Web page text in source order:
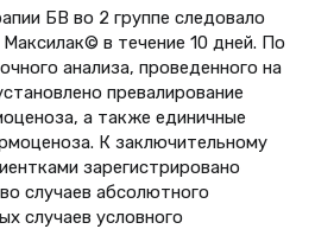
БВ во 2 группе следовало
в течение 10 дней. По
анализа, проведенного на
превалирование
а также единичные
К заключительному
зарегистрировано
случаев абсолютного
случаев условного